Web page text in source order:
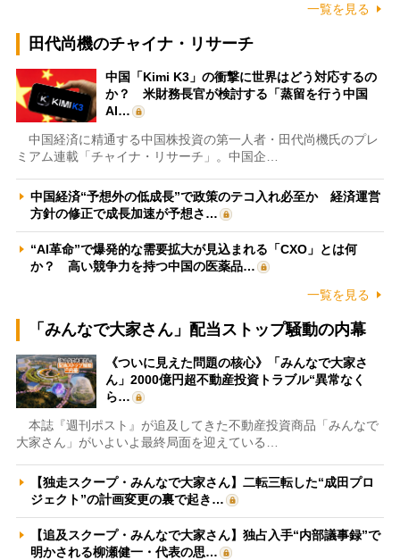
一覧を見る
田代尚機のチャイナ・リサーチ
中国「Kimi K3」の衝撃に世界はどう対応するの
か？ 米財務長官が検討する「蒸留を行う中国
AI…
中国経済に精通する中国株投資の第一人者・田代尚機氏のプレ
ミアム連載「チャイナ・リサーチ」。中国企…
中国経済“予想外の低成長”で政策のテコ入れ必至か 経済運営
方針の修正で成長加速が予想さ…
“AI革命”で爆発的な需要拡大が見込まれる「CXO」とは何
か？ 高い競争力を持つ中国の医薬品…
一覧を見る
「みんなで大家さん」配当ストップ騒動の内幕
《ついに見えた問題の核心》「みんなで大家さ
ん」2000億円超不動産投資トラブル“異常なく
ら…
本誌『週刊ポスト』が追及してきた不動産投資商品「みんなで
大家さん」がいよいよ最終局面を迎えている…
【独走スクープ・みんなで大家さん】二転三転した“成田プロ
ジェクト”の計画変更の裏で起き…
【追及スクープ・みんなで大家さん】独占入手“内部議事録”で
明かされる柳瀬健一・代表の思…